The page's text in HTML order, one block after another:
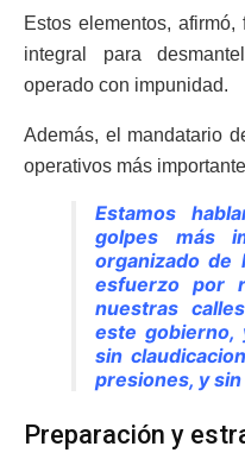
Estos elementos,
integral para
operado con impunidad.
Además, el mandatario
operativos más
Estamos
golpes más
organizado de
esfuerzo por
nuestras
este gobierno,
sin
presiones, y
Preparación y